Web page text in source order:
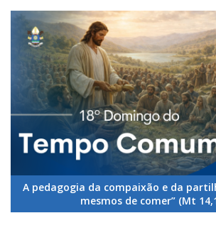
A pedagogia da compaixão e da
mesmos de comer” (Mt